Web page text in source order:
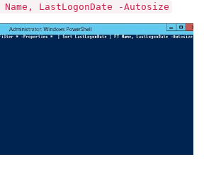
LastLogonDate -Autosize